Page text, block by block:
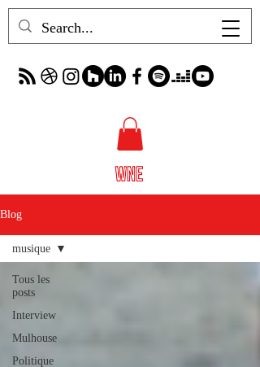
Blog
Tous les
posts
Interview
Mulhouse
Politique
musique